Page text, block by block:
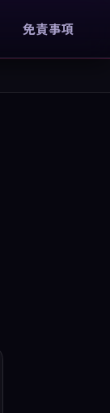
免責事項